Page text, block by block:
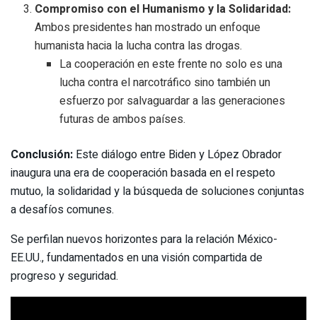
Compromiso con el Humanismo y la Solidaridad:
Ambos presidentes han mostrado un enfoque
humanista hacia la lucha contra las drogas.
La cooperación en este frente no solo es una
lucha contra el narcotráfico sino también un
esfuerzo por salvaguardar a las generaciones
futuras de ambos países.
Conclusión: Este diálogo entre Biden y López Obrador
inaugura una era de cooperación basada en el respeto
mutuo, la solidaridad y la búsqueda de soluciones conjuntas
a desafíos comunes.
Se perfilan nuevos horizontes para la relación México-
EE.UU., fundamentados en una visión compartida de
progreso y seguridad.